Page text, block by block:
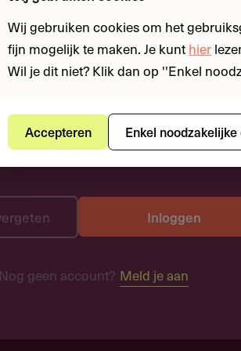
Inloggen
Nog geen account? Meld je aan
Wij gebruiken cookies om het
fijn mogelijk te maken. Je kunthier
Wil je dit niet? Klik dan op ''Enkel
Accepteren Enkel